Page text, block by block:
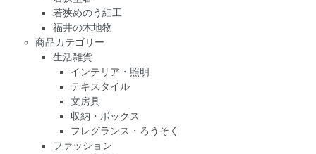
若狭めのう細工
福井の木地物
商品カテゴリー
生活雑貨
インテリア・照明
テキスタイル
文房具
収納・ボックス
フレグランス・ろうそく
ファッション